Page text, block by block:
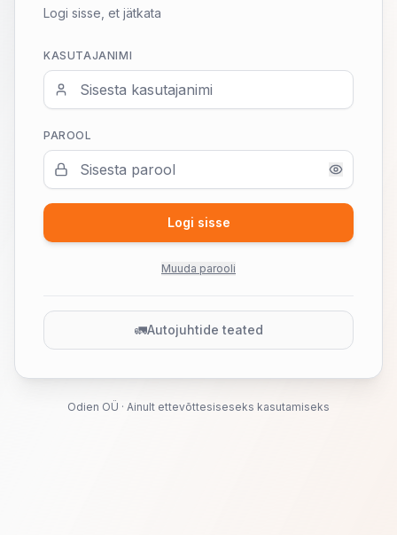
Logi sisse, et jätkata
KASUTAJANIMI
PAROOL
Logi sisse
Muuda parooli
🚛Autojuhtide teated
Odien OÜ · Ainult ettevõttesiseseks kasutamiseks